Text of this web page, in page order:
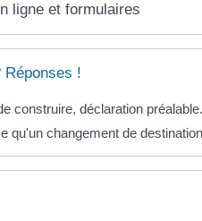
ligne et formulaires
Réponses !
construire, déclaration
qu'un changement de